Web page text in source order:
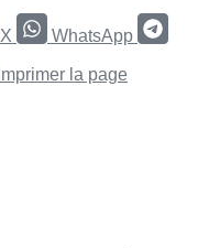
X WhatsApp
Imprimer la page